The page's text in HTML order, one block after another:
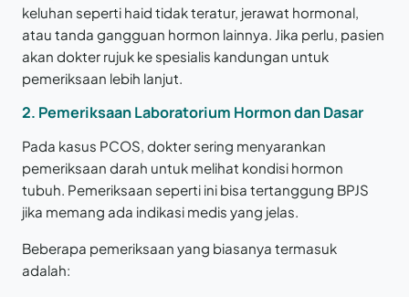
keluhan seperti haid tidak teratur, jerawat hormonal,
atau tanda gangguan hormon lainnya. Jika perlu, pasien
akan dokter rujuk ke spesialis kandungan untuk
pemeriksaan lebih lanjut.
2. Pemeriksaan Laboratorium Hormon dan Dasar
Pada kasus PCOS, dokter sering menyarankan
pemeriksaan darah untuk melihat kondisi hormon
tubuh. Pemeriksaan seperti ini bisa tertanggung BPJS
jika memang ada indikasi medis yang jelas.
Beberapa pemeriksaan yang biasanya termasuk
adalah: